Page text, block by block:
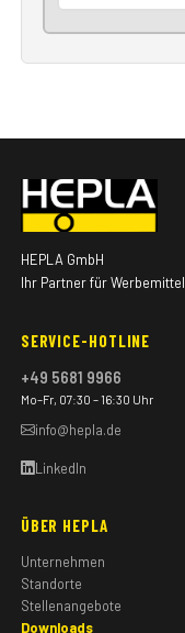
HEPLA GmbH
Ihr Partner für Werbemittel
SERVICE-HOTLINE
+49 5681 9966
Mo–Fr, 07:30 – 16:30 Uhr
info@hepla.de
LinkedIn
ÜBER HEPLA
Unternehmen
Standorte
Stellenangebote
Downloads